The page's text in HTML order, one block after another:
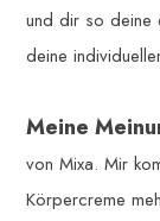
und dir so deine
deine
Meine
von Mixa. Mir
Körpercreme